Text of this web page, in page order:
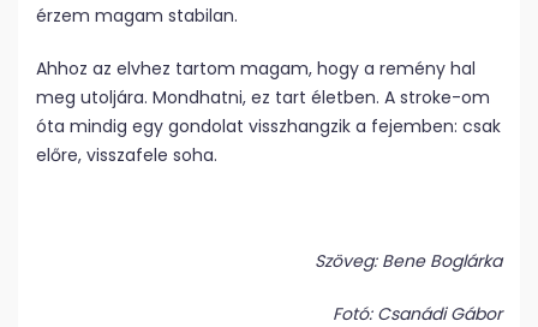
érzem magam stabilan.
Ahhoz az elvhez tartom magam, hogy a remény hal
meg utoljára. Mondhatni, ez tart életben. A stroke-om
óta mindig egy gondolat visszhangzik a fejemben: csak
előre, visszafele soha.
Szöveg: Bene Boglárka
Fotó: Csanádi Gábor